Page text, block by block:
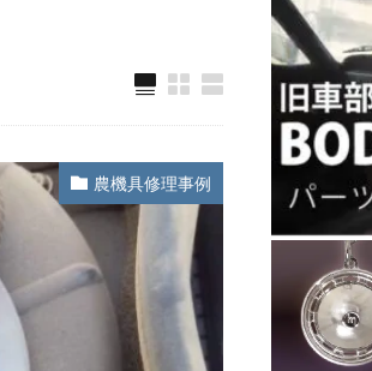
農機具修理事例